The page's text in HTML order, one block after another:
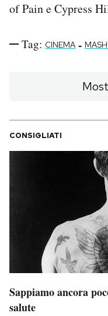
I MIEI PREFERITI
AREA PERSONALE
Area Personale
Newsletter
Notifiche mobile
Regala il Post
Hai bisogno di
Esci
of Pain e Cypress
Tag: CINEMA -
CONSIGLIATI
Sappiamo ancora
salute